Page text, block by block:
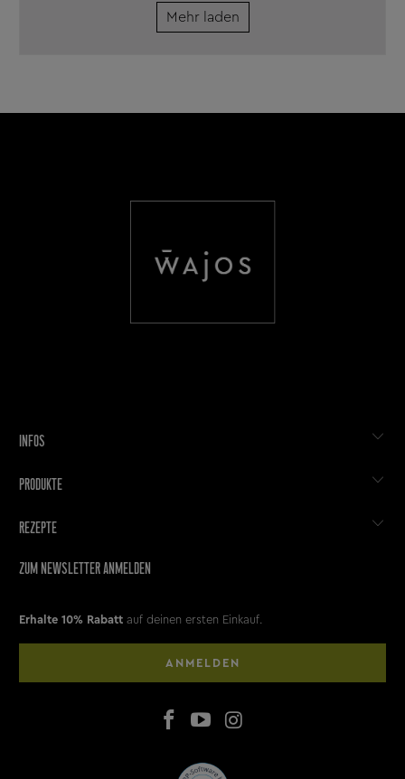
Mehr laden
INFOS
PRODUKTE
REZEPTE
ZUM NEWSLETTER ANMELDEN
Erhalte 10% Rabatt auf deinen ersten Einkauf.
ANMELDEN